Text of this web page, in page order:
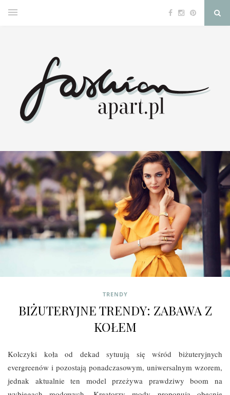
TRENDY
BIŻUTERYJNE TRENDY: ZABAWA Z
KOŁEM
Kolczyki koła od dekad sytuują się wśród biżuteryjnych
evergreenów i pozostają ponadczasowym, uniwersalnym wzorem,
jednak aktualnie ten model przeżywa prawdziwy boom na